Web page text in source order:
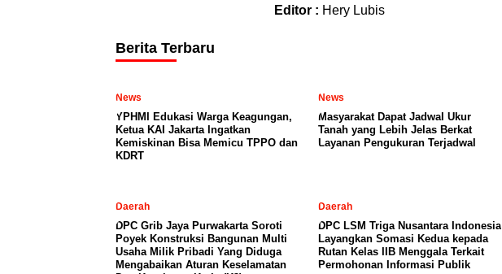
Editor : Hery Lubis
Berita Terbaru
News
YPHMI Edukasi Warga Keagungan,
Ketua KAI Jakarta Ingatkan
Kemiskinan Bisa Memicu TPPO dan
KDRT
News
Masyarakat Dapat Jadwal Ukur
Tanah yang Lebih Jelas Berkat
Layanan Pengukuran Terjadwal
Daerah
DPC Grib Jaya Purwakarta Soroti
Poyek Konstruksi Bangunan Multi
Usaha Milik Pribadi Yang Diduga
Mengabaikan Aturan Keselamatan
Daerah
DPC LSM Triga Nusantara Indonesia
Layangkan Somasi Kedua kepada
Rutan Kelas IIB Menggala Terkait
Permohonan Informasi Publik